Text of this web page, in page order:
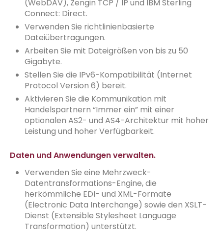
(WebDAV), Zengin TCP / IP und IBM Sterling
Connect: Direct.
Verwenden Sie richtlinienbasierte
Dateiübertragungen.
Arbeiten Sie mit Dateigrößen von bis zu 50
Gigabyte.
Stellen Sie die IPv6-Kompatibilität (Internet
Protocol Version 6) bereit.
Aktivieren Sie die Kommunikation mit
Handelspartnern “Immer ein” mit einer
optionalen AS2- und AS4-Architektur mit hoher
Leistung und hoher Verfügbarkeit.
Daten und Anwendungen verwalten.
Verwenden Sie eine Mehrzweck-
Datentransformations-Engine, die
herkömmliche EDI- und XML-Formate
(Electronic Data Interchange) sowie den XSLT-
Dienst (Extensible Stylesheet Language
Transformation) unterstützt.